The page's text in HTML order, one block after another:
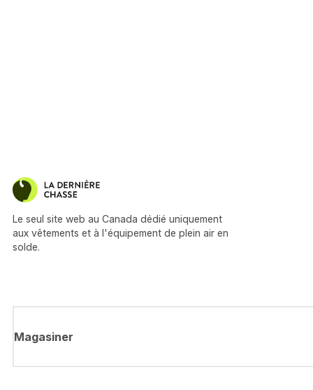
Le seul site web au Canada dédié uniquement
aux vêtements et à l'équipement de plein air en
solde.
Magasiner